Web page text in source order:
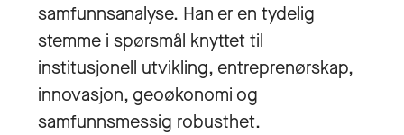
samfunnsanalyse. Han er en tydelig
stemme i spørsmål knyttet til
institusjonell utvikling, entreprenørskap,
innovasjon, geoøkonomi og
samfunnsmessig robusthet.